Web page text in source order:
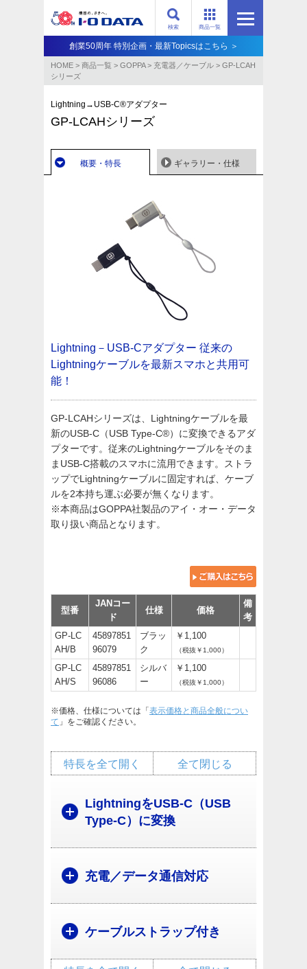
商品一覧
検索
創業50周年 特別企画・最新Topicsはこちら ＞
HOME > 商品一覧 > GOPPA> 充電器／ケーブル > GP-LCAH
シリーズ
Lightning→USB-C®アダプター
GP-LCAHシリーズ
概要・特長 ギャラリー・仕様
Lightning－USB-Cアダプター 従来の
Lightningケーブルを最新スマホと共用可
能！
GP-LCAHシリーズは、Lightningケーブルを最
新のUSB-C（USB Type-C®）に変換できるアダ
プターです。従来のLightningケーブルをそのま
まUSB-C搭載のスマホに流用できます。ストラ
ップでLightningケーブルに固定すれば、ケーブ
ルを2本持ち運ぶ必要が無くなります。
※本商品はGOPPA社製品のアイ・オー・データ
取り扱い商品となります。
型番
JANコー
ド
仕様 価格
備
考
GP-LC
AH/B
45897851
96079
ブラッ
ク
￥1,100
（税抜￥1,000）
GP-LC
AH/S
45897851
96086
シルバ
ー
￥1,100
（税抜￥1,000）
※価格、仕様については「 表示価格と商品全般につい
て 」をご確認ください。
全て閉じる
特長を全て開く
LightningをUSB-C（USB
Type-C）に変換
充電／データ通信対応
ケーブルストラップ付き